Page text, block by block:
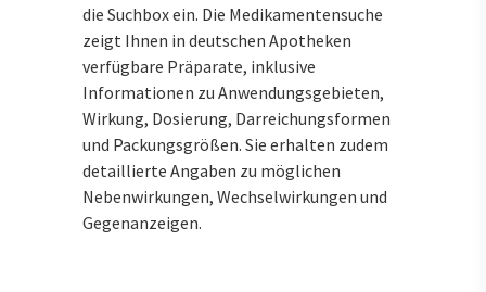
die Suchbox ein. Die Medikamentensuche
zeigt Ihnen in deutschen Apotheken
verfügbare Präparate, inklusive
Informationen zu Anwendungsgebieten,
Wirkung, Dosierung, Darreichungsformen
und Packungsgrößen. Sie erhalten zudem
detaillierte Angaben zu möglichen
Nebenwirkungen, Wechselwirkungen und
Gegenanzeigen.